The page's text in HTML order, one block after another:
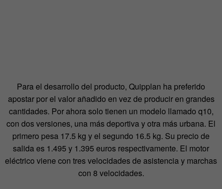
Para el desarrollo del producto, Quipplan ha preferido
apostar por el valor añadido en vez de producir en grandes
cantidades. Por ahora solo tienen un modelo llamado q10,
con dos versiones, una más deportiva y otra más urbana. El
primero pesa 17.5 kg y el segundo 16.5 kg. Su precio de
salida es 1.495 y 1.395 euros respectivamente. El motor
eléctrico viene con tres velocidades de asistencia y marchas
con 8 velocidades.